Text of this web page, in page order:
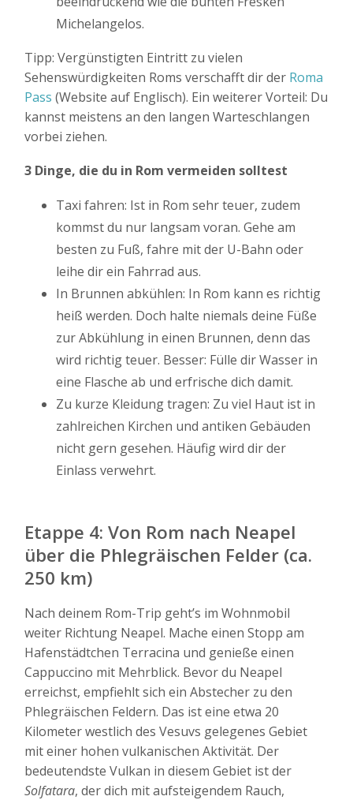
Michelangelos.
Tipp: Vergünstigten Eintritt zu vielen
Sehenswürdigkeiten Roms verschafft dir der Roma
Pass (Website auf Englisch). Ein weiterer Vorteil: Du
kannst meistens an den langen Warteschlangen
vorbei ziehen.
3 Dinge, die du in Rom vermeiden solltest
Taxi fahren: Ist in Rom sehr teuer, zudem
kommst du nur langsam voran. Gehe am
besten zu Fuß, fahre mit der U-Bahn oder
leihe dir ein Fahrrad aus.
In Brunnen abkühlen: In Rom kann es richtig
heiß werden. Doch halte niemals deine Füße
zur Abkühlung in einen Brunnen, denn das
wird richtig teuer. Besser: Fülle dir Wasser in
eine Flasche ab und erfrische dich damit.
Zu kurze Kleidung tragen: Zu viel Haut ist in
zahlreichen Kirchen und antiken Gebäuden
nicht gern gesehen. Häufig wird dir der
Einlass verwehrt.
Etappe 4: Von Rom nach Neapel
über die Phlegräischen Felder (ca.
250 km)
Nach deinem Rom-Trip geht’s im Wohnmobil
weiter Richtung Neapel. Mache einen Stopp am
Hafenstädtchen Terracina und genieße einen
Cappuccino mit Mehrblick. Bevor du Neapel
erreichst, empfiehlt sich ein Abstecher zu den
Phlegräischen Feldern. Das ist eine etwa 20
Kilometer westlich des Vesuvs gelegenes Gebiet
mit einer hohen vulkanischen Aktivität. Der
bedeutendste Vulkan in diesem Gebiet ist der
Solfatara, der dich mit aufsteigendem Rauch,